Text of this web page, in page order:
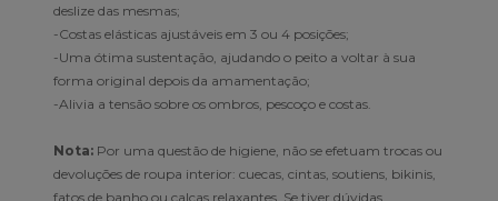
deslize das mesmas;
-Costas elásticas ajustáveis em 3 ou 4 posições;
-Uma ótima sustentação, ajudando o peito a voltar à sua
forma original depois da amamentação;
-Alivia a tensão sobre os ombros, pescoço e costas.
Nota: Por uma questão de higiene, não se efetuam trocas ou
devoluções de roupa interior: cuecas, cintas, soutiens, bikinis,
fatos de banho ou calças relaxantes. Se tiver dúvidas